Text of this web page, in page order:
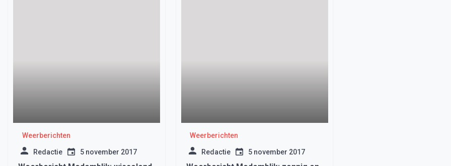
Weerberichten
Redactie 5 november 2017
Weerberichten
Redactie 5 november 2017